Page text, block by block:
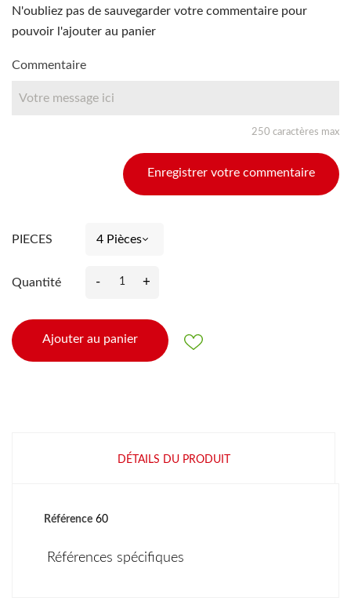
N'oubliez pas de sauvegarder votre commentaire pour
pouvoir l'ajouter au panier
Commentaire
250 caractères max
Enregistrer votre commentaire
PIECES
Quantité - +
Ajouter au panier
DÉTAILS DU PRODUIT
Référence 60
Références spécifiques